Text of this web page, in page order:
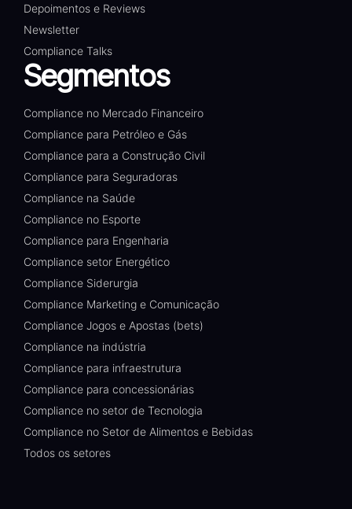
Depoimentos e Reviews
Newsletter
Compliance Talks
Segmentos
Compliance no Mercado Financeiro
Compliance para Petróleo e Gás
Compliance para a Construção Civil
Compliance para Seguradoras
Compliance na Saúde
Compliance no Esporte
Compliance para Engenharia
Compliance setor Energético
Compliance Siderurgia
Compliance Marketing e Comunicação
Compliance Jogos e Apostas (bets)
Compliance na indústria
Compliance para infraestrutura
Compliance para concessionárias
Compliance no setor de Tecnologia
Compliance no Setor de Alimentos e Bebidas
Todos os setores